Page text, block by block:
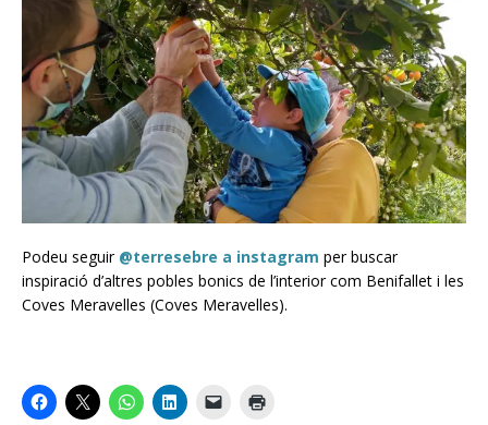
Podeu seguir @terresebre a instagram per buscar
inspiració d’altres pobles bonics de l’interior com Benifallet i les
Coves Meravelles (Coves Meravelles).